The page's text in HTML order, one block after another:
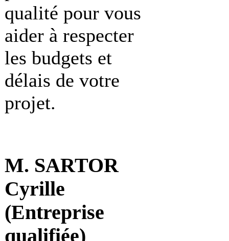
qualité pour vous
aider à respecter
les budgets et
délais de votre
projet.
M. SARTOR
Cyrille
(Entreprise
qualifiée)